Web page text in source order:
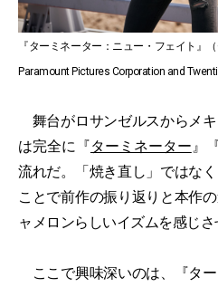
『ターミネーター：ニュー・フェイト』
Paramount Pictures Corporation and
舞台がロサンゼルスからメ
は完全に『ターミネーター 』
流れだ。「焼き直し」ではな
ことで前作の振り返りと本作
ャメロンらしいイズムを感じさ
ここで興味深いのは、『タ